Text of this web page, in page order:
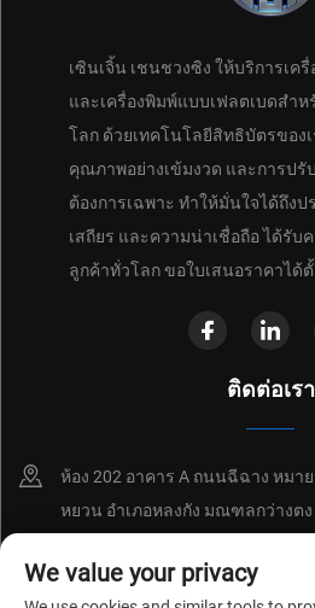
เซินเจิ้น เชนชวงซิง ให้บริการเครื่
และเครื่องพิมพ์แบบเฟลตเบดสำ
โลก ด้วยเทคโนโลยีสิทธิบัตรของ
คุณภาพอย่างเข้มงวด และการปรั
ต้องการเฉพาะ ทำให้มั่นใจได้ถึง
เสถียร และความน่าเชื่อถือ ได้รับ
ลูกค้าทั่วโลก ขอใบเสนอราคาได้
ติดต่อเรา
ห้อง 202 อาคาร A ถนนฉีฉาง หมา
หยวน อำเภอหลงกัง มณฑลกว่างตง
+86-18214652676
We value your privacy